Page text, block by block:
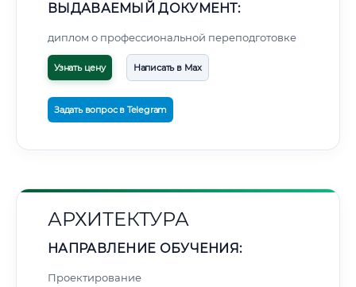
ВЫДАВАЕМЫЙ ДОКУМЕНТ:
диплом о профессиональной переподготовке
Узнать цену Написать в Max
Задать вопрос в Telegram
АРХИТЕКТУРА
НАПРАВЛЕНИЕ ОБУЧЕНИЯ:
Проектирование